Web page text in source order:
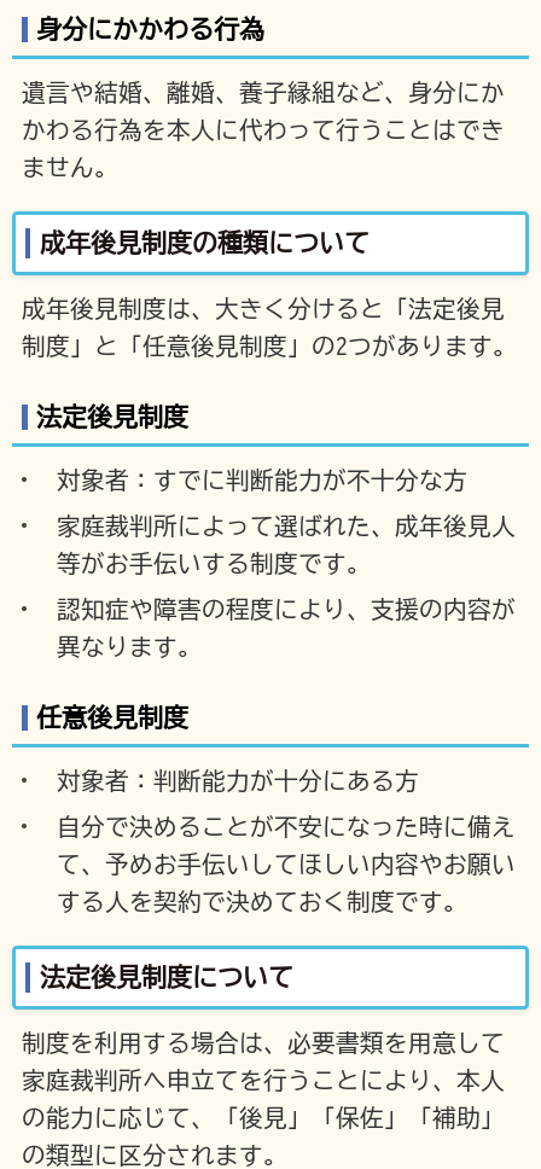
身分にかかわる行為
遺言や結婚、離婚、養子縁組など、身分にか
かわる行為を本人に代わって行うことはでき
ません。
成年後見制度の種類について
成年後見制度は、大きく分けると「法定後見
制度」と「任意後見制度」の2つがあります。
法定後見制度
対象者：すでに判断能力が不十分な方
家庭裁判所によって選ばれた、成年後見人
等がお手伝いする制度です。
認知症や障害の程度により、支援の内容が
異なります。
任意後見制度
対象者：判断能力が十分にある方
自分で決めることが不安になった時に備え
て、予めお手伝いしてほしい内容やお願い
する人を契約で決めておく制度です。
法定後見制度について
制度を利用する場合は、必要書類を用意して
家庭裁判所へ申立てを行うことにより、本人
の能力に応じて、「後見」「保佐」「補助」
の類型に区分されます。